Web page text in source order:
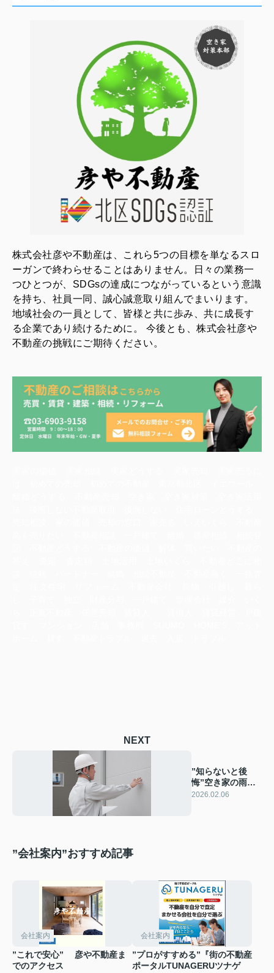
株式会社彦や不動産は、これら5つの目標を単なるスロ
ーガンで終わらせることはありません。日々の業務一
つひとつが、SDGsの達成につながっているという意識
を持ち、社員一同、誠心誠意取り組んでまいります。
地域社会の一員として、皆様と共に歩み、共に成長す
る企業であり続けるために。 今後とも、株式会社彦や
不動産の挑戦にご期待ください。
NEXT
”知らないと後
悔”空き家の雨漏
りの恐さ
2026.02.06
”会社案内”おすすめ記事
会社案内
”これで安心” 彦や不動産ま
でのアクセス
会社案内
”プロがすすめる”『街の不動産
ポータルTUNAGERUツナゲ
彦やAI TOP
こんにちは！私は株式会社彦や不動産が開発した最新のAIアドバ
おすすめ不動産AIコンテンツとして、膨大なデータから最適な
不動産の売却や購入など、何でもお気軽にご相談ください！